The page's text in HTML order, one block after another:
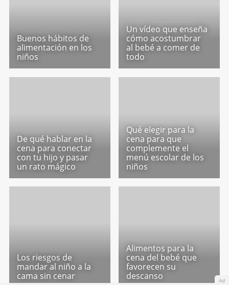
Buenos hábitos de
alimentación en los
niños
Un vídeo que enseña
cómo acostumbrar
al bebé a comer de
todo
De qué hablar en la
cena para conectar
con tu hijo y pasar
un rato mágico
Qué elegir para la
cena para que
complemente el
menú escolar de los
niños
Los riesgos de
Alimentos para la
cena del bebé que
Ad